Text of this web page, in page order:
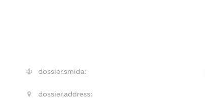
dossier.smida:
dossier.address: